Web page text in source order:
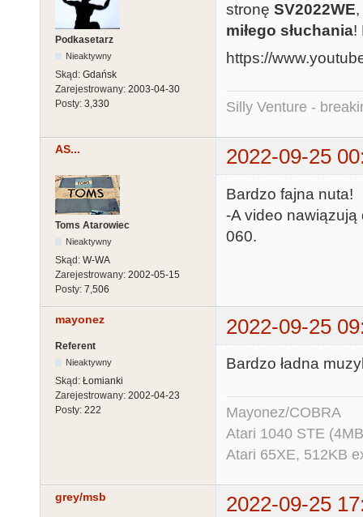
Podkasetarz
Nieaktywny
Skąd: Gdańsk
Zarejestrowany: 2003-04-30
Posty: 3,330
stronę SV2022WE
miłego słuchania!
https://
Silly Venture -
AS... 2022-09-25
Toms Atarowiec
Nieaktywny
Skąd: W-WA
Zarejestrowany: 2002-05-15
Posty: 7,506
Bardzo fajna nuta!
-A video
060.
mayonez 2022-09-25
Referent
Nieaktywny
Skąd: Łomianki
Zarejestrowany: 2002-04-23
Posty: 222
Bardzo ładna
Mayonez/COBRA
Atari 1040 STE
Atari 65XE, 512KB
grey/msb 2022-09-25